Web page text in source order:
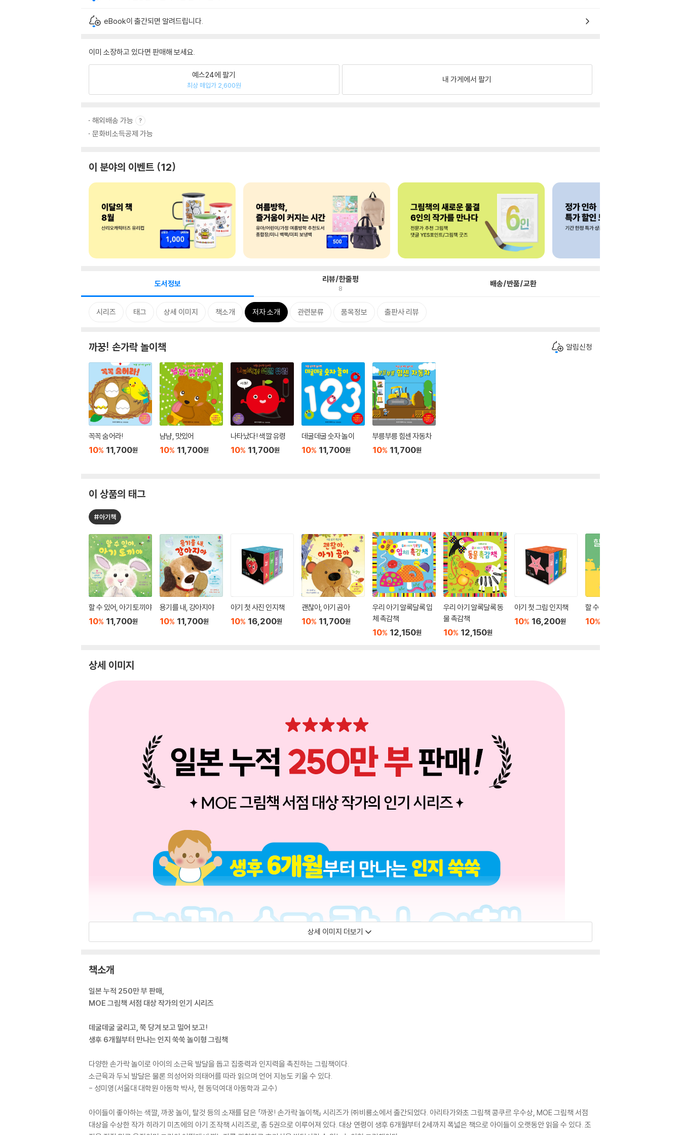
eBook이 출간되면 알려드립니다.
이미 소장하고 있다면 판매해 보세요.
예스24에 팔기
최상 매입가 2,600원
내 가게에서 팔기
해외배송 가능
문화비소득공제 가능
이 분야의 이벤트 12
도서정보 리뷰/한줄평
8 배송/반품/교환
시리즈 태그 상세 이미지 책소개 저자 소개 관련분류 품목정보 출판사 리뷰
까꿍! 손가락 놀이책 알림신청
꼭꼭 숨어라!
10% 11,700원
냠냠, 맛있어
10% 11,700원
나타났다! 색깔 유령
10% 11,700원
데굴데굴 숫자 놀이
10% 11,700원
부릉부릉 힘센 자동차
10% 11,700원
이 상품의 태그
#아기책
할 수 있어, 아기 토끼야
10% 11,700원
용기를 내, 강아지야
10% 11,700원
아기 첫 사진 인지책
10% 16,200원
괜찮아, 아기 곰아
10% 11,700원
우리 아기 알록달록 입
체 촉감책
10% 12,150원
우리 아기 알록달록 동
물 촉감책
10% 12,150원
아기 첫 그림 인지책
10% 16,200원
할 수 있어요
10%
상세 이미지
상세 이미지 더보기
책소개
일본 누적 250만 부 판매,
MOE 그림책 서점 대상 작가의 인기 시리즈
데굴데굴 굴리고, 쭉 당겨 보고 밀어 보고!
생후 6개월부터 만나는 인지 쑥쑥 놀이형 그림책
다양한 손가락 놀이로 아이의 소근육 발달을 돕고 집중력과 인지력을 촉진하는 그림책이다.
소근육과 두뇌 발달은 물론 의성어와 의태어를 따라 읽으며 언어 지능도 키울 수 있다.
- 성미영(서울대 대학원 아동학 박사, 현 동덕여대 아동학과 교수)
아이들이 좋아하는 색깔, 까꿍 놀이, 탈것 등의 소재를 담은 「까꿍! 손가락 놀이책」 시리즈가 ㈜비룡소에서 출간되었다. 아리타가와초 그림책 콩쿠르 우수상, MOE 그림책 서점
대상을 수상한 작가 히라기 미츠에의 아기 조작책 시리즈로, 총 5권으로 이루어져 있다. 대상 연령이 생후 6개월부터 2세까지 폭넓은 책으로 아이들이 오랫동안 읽을 수 있다. 조